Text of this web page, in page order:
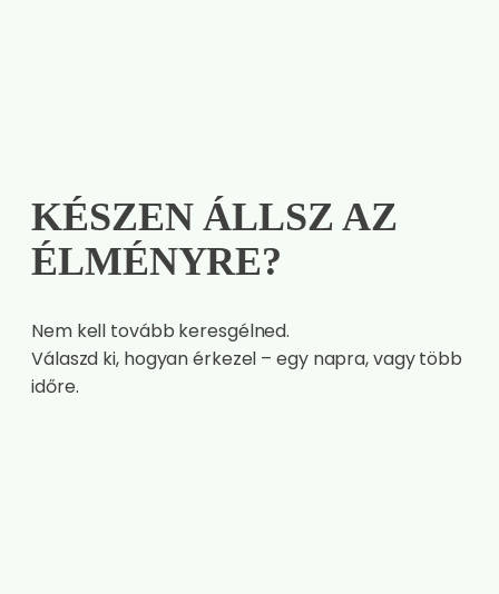
KÉSZEN ÁLLSZ AZ
ÉLMÉNYRE?
Nem kell tovább keresgélned.
Válaszd ki, hogyan érkezel – egy napra, vagy több
időre.